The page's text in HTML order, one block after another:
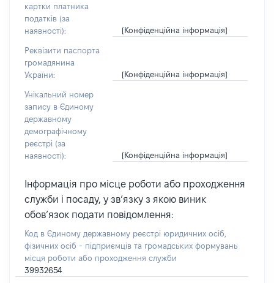
картки платника
податків (за
наявності):
[Конфіденційна інформація]
Реквізити паспорта
громадянина
України:
[Конфіденційна інформація]
Унікальний номер
запису в Єдиному
державному
демографічному
реєстрі (за
наявності):
[Конфіденційна інформація]
Інформація про місце роботи або проходження
служби і посаду, у зв’язку з якою виник
обов’язок подати повідомлення:
Код в Єдиному державному реєстрі юридичних осіб,
фізичних осіб - підприємців та громадських формувань
місця роботи або проходження служби
39932654